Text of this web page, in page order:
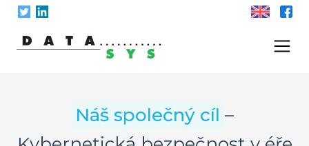
Skip
content
Náš společný cíl –